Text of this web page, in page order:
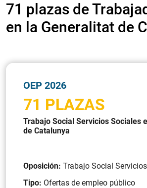
71 plazas de
en la Generalitat de
OEP 2026
71 PLAZAS
Trabajo Social Servicios Sociales
de Catalunya
Oposición: Trabajo Social
Tipo: Ofertas de empleo público